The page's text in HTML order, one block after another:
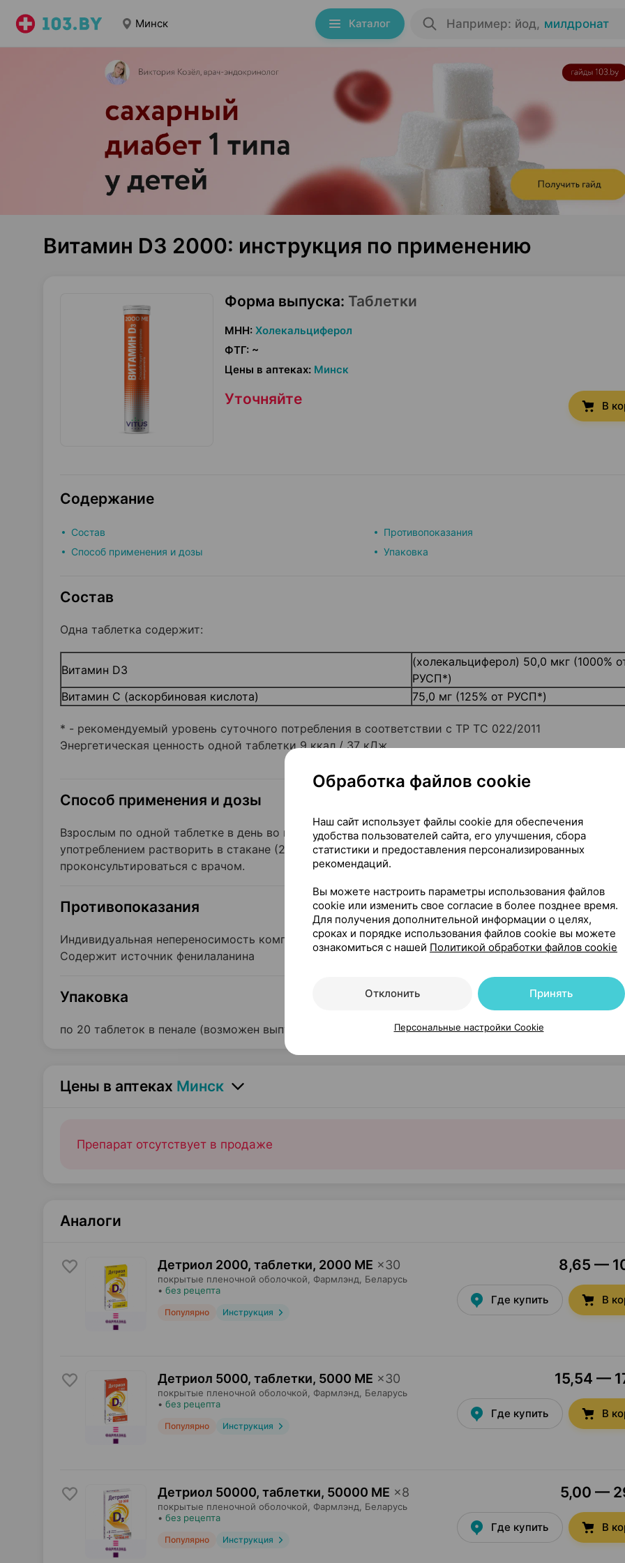
Минск Каталог Например: йод, милдронат
Витамин D3 2000: инструкция по применению
Форма выпуска: Таблетки
МНН: Холекальциферол
ФТГ: ~
Цены в аптеках: Минск
Уточняйте В
Содержание
Состав
Способ применения и дозы
Противопоказания
Упаковка
Состав
Одна таблетка содержит:
Витамин D3
(холекальциферол) 50,0 мкг (1000%
РУСП*)
Витамин С (аскорбиновая кислота)
75,0 мг (125% от РУСП*)
* - рекомендуемый уровень суточного потребления в соответствии с ТР ТС 022/2011
Энергетическая ценность одной таблетки 9 ккал / 37 кДж
Способ применения и дозы
Взрослым по одной таблетке в день во время или непосредственно после еды. Таблетку перед
употреблением растворить в стакане (200 мл) питьевой воды. Перед применением рекомендуется
проконсультироваться с врачом.
Противопоказания
Индивидуальная непереносимость компонентов, беременность, кормление грудью,
Содержит источник фенилаланина
Упаковка
по 20 таблеток в пенале (возможен выпуск иного количества таблеток в пенале по запросу
Цены в аптеках Минск
Препарат отсутствует в продаже
Аналоги
Детриол 2000, таблетки, 2000 МЕ ×30
покрытые пленочной оболочкой, Фармлэнд , Беларусь
• без рецепта
Популярно Инструкция
8,65 —
Где купить В
Детриол 5000, таблетки, 5000 МЕ ×30
покрытые пленочной оболочкой, Фармлэнд , Беларусь
• без рецепта
Популярно Инструкция
15,54 —
Где купить В
Детриол 50000, таблетки, 50000 МЕ ×8
покрытые пленочной оболочкой, Фармлэнд , Беларусь
• без рецепта
Популярно Инструкция
5,00 —
Где купить В
Обработка файлов cookie
Наш сайт использует файлы cookie для обеспечения
удобства пользователей сайта, его улучшения, сбора
статистики и предоставления персонализированных
рекомендаций.
Вы можете настроить параметры использования файлов
cookie или изменить свое согласие в более позднее время.
Для получения дополнительной информации о целях,
сроках и порядке использования файлов cookie вы можете
ознакомиться с нашей Политикой обработки файлов cookie
Отклонить Принять
Персональные настройки Cookie